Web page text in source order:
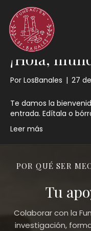
Sin categoría
¡Hola,
Por LosBanales | 27
Te damos la
entrada. Edítala o
Leer más
POR QUÉ SER
Tu
Colaborar con la
investigación,